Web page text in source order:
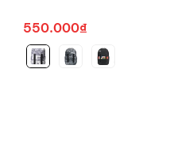
550.000₫